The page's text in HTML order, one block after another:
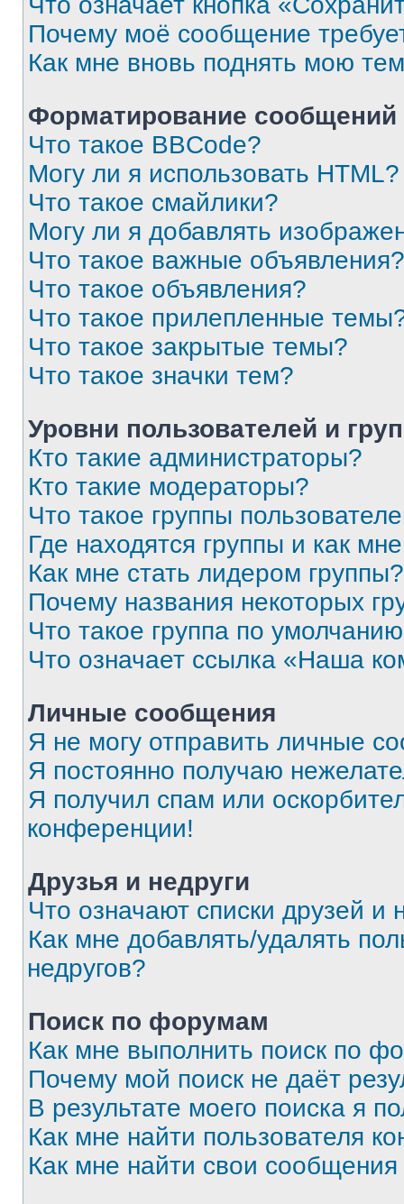
Почему моё сообщение
Как мне вновь поднять мою
Форматирование
Что такое BBCode?
Могу ли я использовать HTML?
Что такое смайлики?
Могу ли я добавлять
Что такое важные объявления?
Что такое объявления?
Что такое прилепленные
Что такое закрытые темы?
Что такое значки тем?
Уровни пользователей и
Кто такие администраторы?
Кто такие модераторы?
Что такое группы
Где находятся группы и как
Как мне стать лидером группы?
Почему названия некоторых
Что такое группа по
Что означает ссылка «Наша
Личные сообщения
Я не могу отправить личные
Я постоянно получаю
Я получил спам или
конференции!
Друзья и недруги
Что означают списки друзей и
Как мне добавлять/удалять
недругов?
Поиск по форумам
Как мне выполнить поиск по
Почему мой поиск не даёт
В результате моего поиска я
Как мне найти пользователя
Как мне найти свои